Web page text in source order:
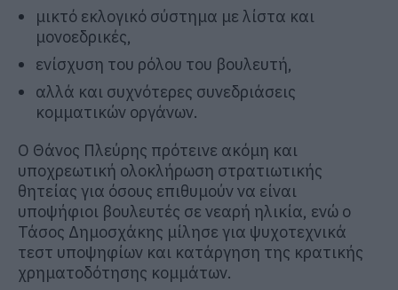
μικτό εκλογικό σύστημα με λίστα και
μονοεδρικές,
ενίσχυση του ρόλου του βουλευτή,
αλλά και συχνότερες συνεδριάσεις
κομματικών οργάνων.
Ο Θάνος Πλεύρης πρότεινε ακόμη και
υποχρεωτική ολοκλήρωση στρατιωτικής
θητείας για όσους επιθυμούν να είναι
υποψήφιοι βουλευτές σε νεαρή ηλικία, ενώ ο
Τάσος Δημοσχάκης μίλησε για ψυχοτεχνικά
τεστ υποψηφίων και κατάργηση της κρατικής
χρηματοδότησης κομμάτων.